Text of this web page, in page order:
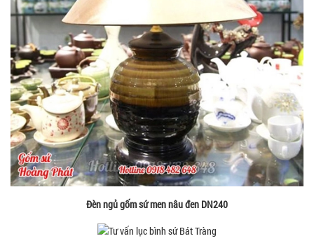
Đèn ngủ gốm sứ men nâu đen DN240